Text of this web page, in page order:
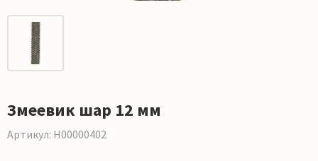
Змеевик шар 12 мм
Артикул: Н00000402